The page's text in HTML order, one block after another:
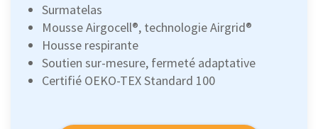
Surmatelas
Mousse Airgocell®, technologie Airgrid®
Housse respirante
Soutien sur-mesure, fermeté adaptative
Certifié OEKO-TEX Standard 100